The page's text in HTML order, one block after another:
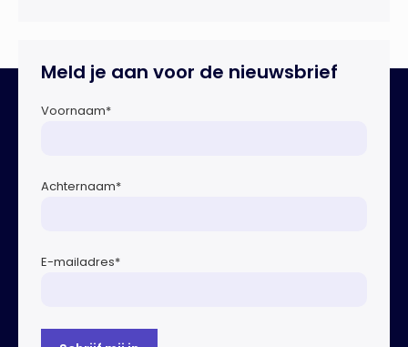
rapport geschreven door het Strategisch Kenniscentrum
Ondermijnende […]
Meld je aan voor de nieuwsbrief
Voornaam*
Achternaam*
E-mailadres*